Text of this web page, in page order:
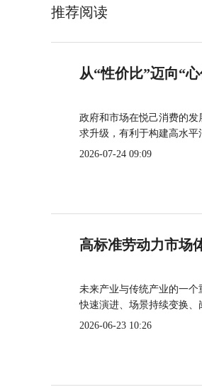
推荐阅读
从“性价比”迈向“
政府和市场在悦己消费的发
求升级，有利于构建高水平
2026-07-24 09:09
高标准劳动力市场
未来产业与传统产业的一
快速演进、场景持续变换、
2026-06-23 10:26